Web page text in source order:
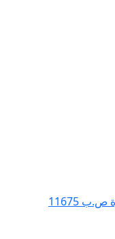
11675